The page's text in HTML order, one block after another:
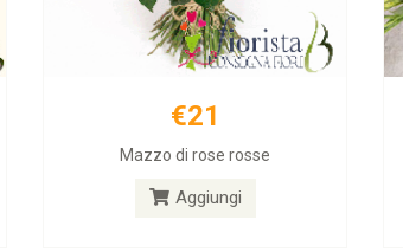
€21
Mazzo di rose rosse
Aggiungi
€40
Fiori lutto funerale